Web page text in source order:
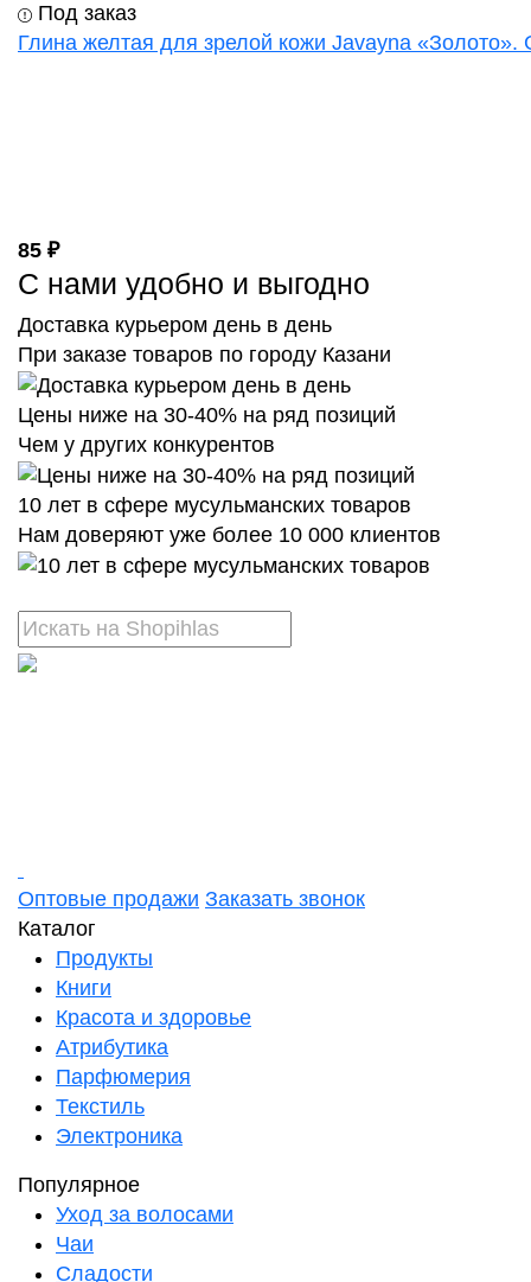
Под заказ
Глина желтая для зрелой кожи Javayna «Золото».
85 ₽
С нами удобно и выгодно
Доставка курьером день в день
При заказе товаров по городу Казани
Цены ниже на 30-40% на ряд позиций
Чем у других конкурентов
10 лет в сфере мусульманских товаров
Нам доверяют уже более 10 000 клиентов
Оптовые продажи Заказать звонок
Каталог
Продукты
Книги
Красота и здоровье
Атрибутика
Парфюмерия
Текстиль
Электроника
Популярное
Уход за волосами
Чаи
Сладости